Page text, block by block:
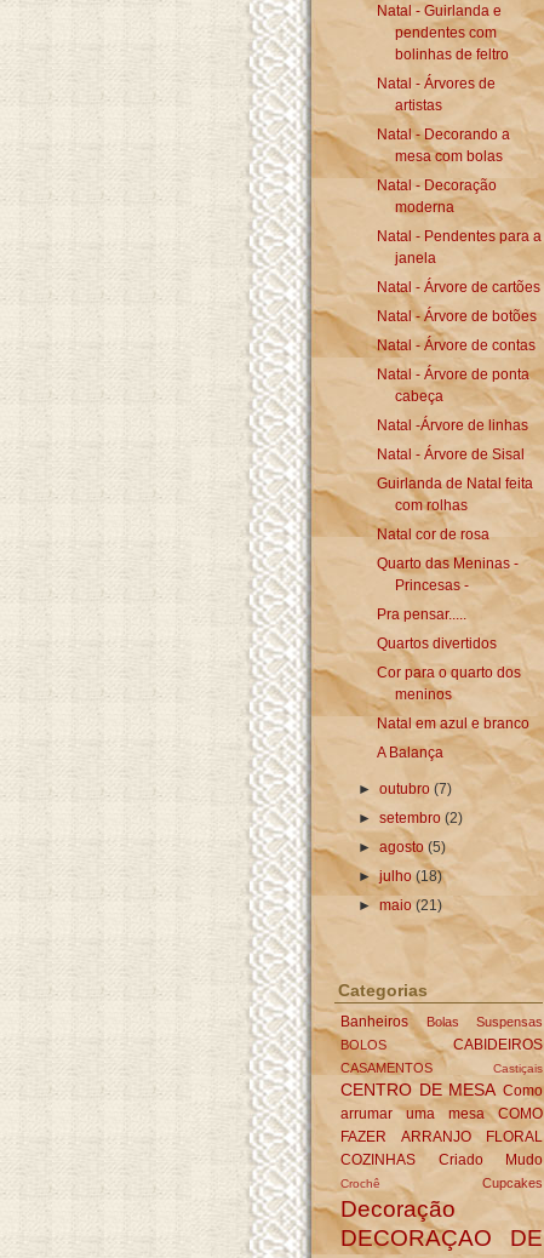
Natal - Guirlanda e
pendentes com
bolinhas de feltro
Natal - Árvores de
artistas
Natal - Decorando a
mesa com bolas
Natal - Decoração
moderna
Natal - Pendentes para a
janela
Natal - Árvore de cartões
Natal - Árvore de botões
Natal - Árvore de contas
Natal - Árvore de ponta
cabeça
Natal -Árvore de linhas
Natal - Árvore de Sisal
Guirlanda de Natal feita
com rolhas
Natal cor de rosa
Quarto das Meninas -
Princesas -
Pra pensar.....
Quartos divertidos
Cor para o quarto dos
meninos
Natal em azul e branco
A Balança
►outubro (7)
►setembro (2)
►agosto (5)
►julho (18)
►maio (21)
Categorias
Banheiros
Bolas Suspensas
BOLOS
CABIDEIROS
CASAMENTOS Castiçais
CENTRO DE MESA Como
arrumar uma mesa
COMO
FAZER ARRANJO FLORAL
COZINHAS
Criado Mudo
Crochê Cupcakes
Decoração
DECORAÇAO DE